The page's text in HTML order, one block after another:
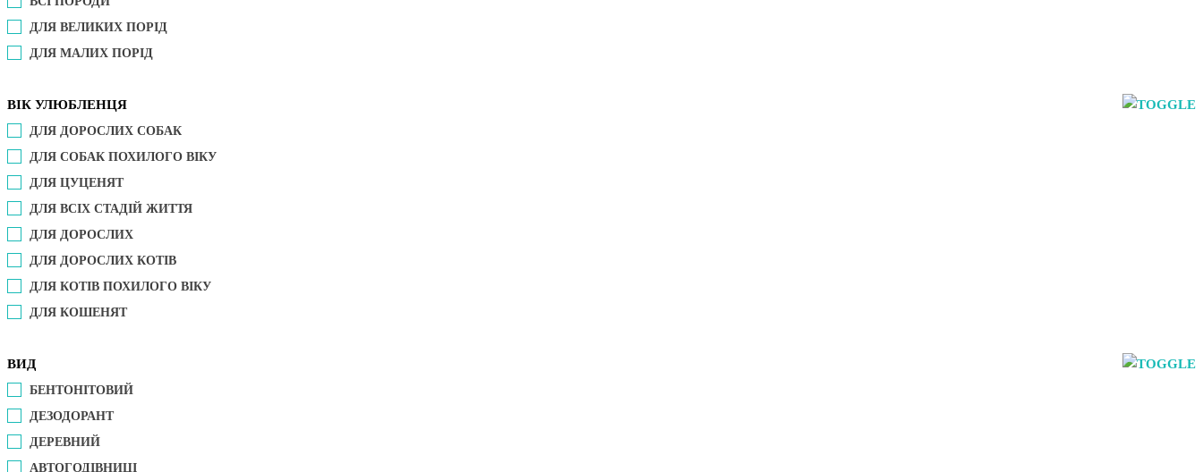
ДЛЯ ВЕЛИКИХ ПОРІД
ДЛЯ МАЛИХ ПОРІД
ВІК УЛЮБЛЕНЦЯ
ДЛЯ ДОРОСЛИХ СОБАК
ДЛЯ СОБАК ПОХИЛОГО ВІКУ
ДЛЯ ЦУЦЕНЯТ
ДЛЯ ВСІХ СТАДІЙ ЖИТТЯ
ДЛЯ ДОРОСЛИХ
ДЛЯ ДОРОСЛИХ КОТІВ
ДЛЯ КОТІВ ПОХИЛОГО ВІКУ
ДЛЯ КОШЕНЯТ
ВИД
БЕНТОНІТОВИЙ
ДЕЗОДОРАНТ
ДЕРЕВНИЙ
АВТОГОДІВНИЦІ